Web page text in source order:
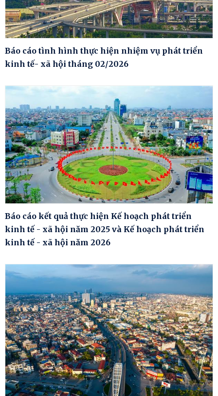
Báo cáo tình hình thực hiện nhiệm vụ phát triển
kinh tế- xã hội tháng 02/2026
Báo cáo kết quả thực hiện Kế hoạch phát triển
kinh tế - xã hội năm 2025 và Kế hoạch phát triển
kinh tế - xã hội năm 2026